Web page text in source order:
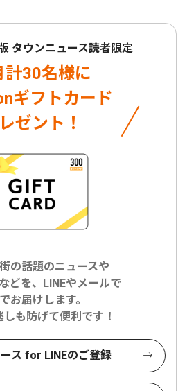
タウンニュース読者限定
計30名様に
ギフトカード
ゼント！
の話題のニュースや
どを、LINEやメールで
お届けします。
も防げて便利です！
ス for LINEのご登録